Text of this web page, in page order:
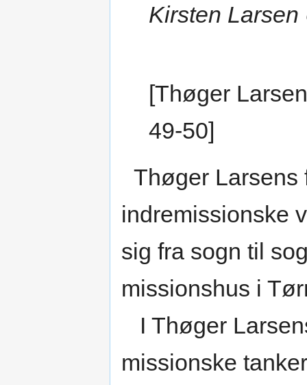
Kirsten Larsen
[Thøger
49-50]
Thøger
indremissionske
sig fra sogn til
missionshus i
I Thøger
missionske